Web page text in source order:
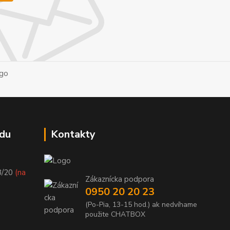
20 (na
Kontakty
Zákaznícka podpora
0950 20 20 23
(Po-Pia, 13-15 hod.) ak nedvíhame
použite CHATBOX